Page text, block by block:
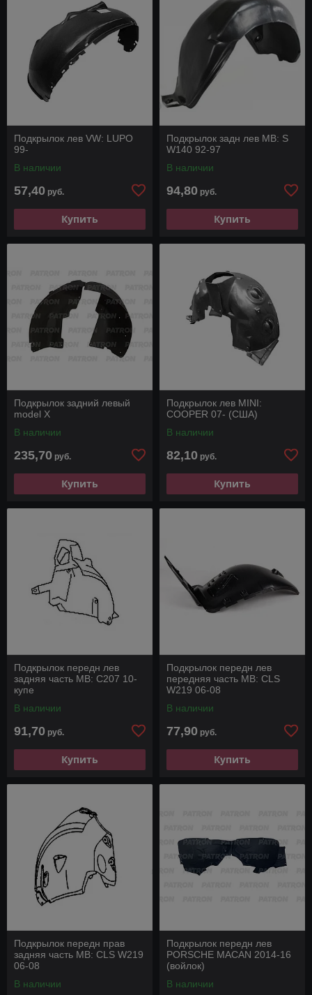
Подкрылок лев VW: LUPO
99-
В наличии
57,40 руб.
Купить
Подкрылок задн лев MB: S
W140 92-97
В наличии
94,80 руб.
Купить
Подкрылок задний левый
model X
В наличии
235,70 руб.
Купить
Подкрылок лев MINI:
COOPER 07- (США)
В наличии
82,10 руб.
Купить
Подкрылок передн лев
задняя часть MB: C207 10-
купе
В наличии
91,70 руб.
Купить
Подкрылок передн лев
передняя часть MB: CLS
W219 06-08
В наличии
77,90 руб.
Купить
Подкрылок передн прав
задняя часть MB: CLS W219
06-08
В наличии
Подкрылок передн лев
PORSСHE MACAN 2014-16
(войлок)
В наличии